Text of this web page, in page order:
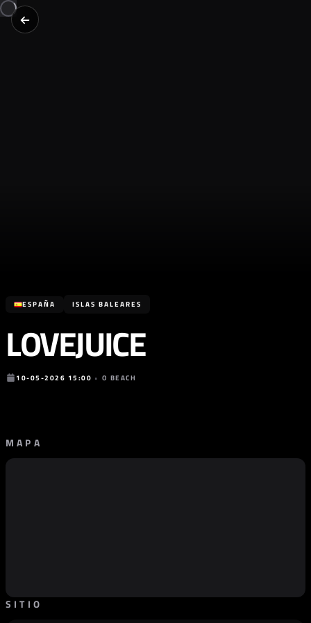
ESPAÑA ISLAS BALEARES
LOVEJUICE
10-05-2026 15:00 • O BEACH
MAPA
SITIO